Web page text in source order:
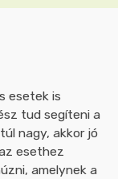
esetek is
tud segíteni a
nagy, akkor jó
esethez
amelynek a